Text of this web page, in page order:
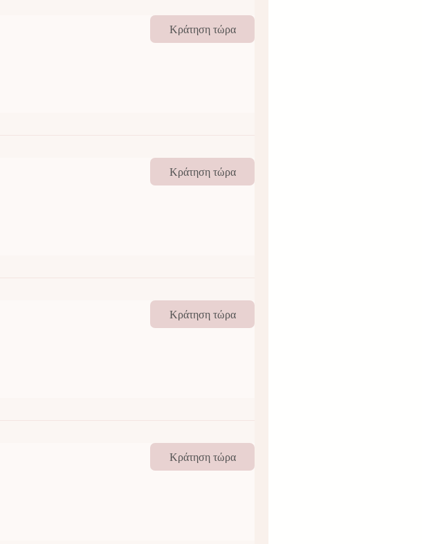
Κράτηση τώρα
Κράτηση τώρα
Κράτηση τώρα
Κράτηση τώρα